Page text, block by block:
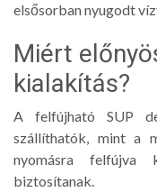
elsősorban nyugodt
Miért
kialakítás?
A felfújható SUP
szállíthatók, mint a
nyomásra felfújva
biztosítanak.